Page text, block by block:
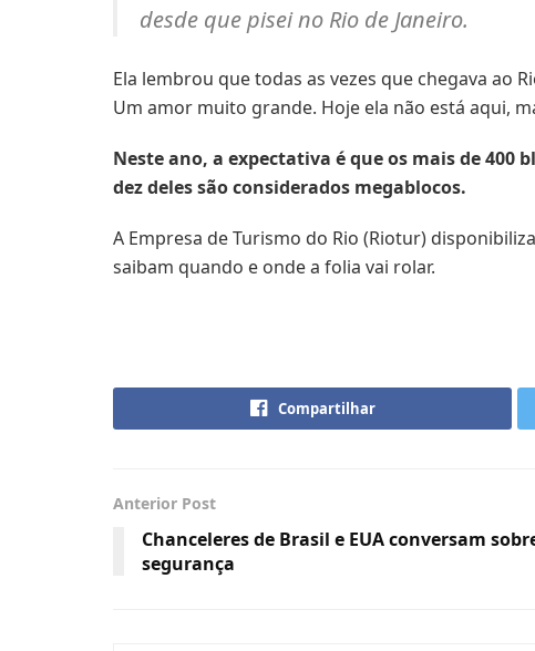
desde que pisei no Rio de Janeiro.
Ela lembrou que todas as vezes que chegava ao
Um amor muito grande. Hoje ela não está aqui,
Neste ano, a expectativa é que os mais de 400
dez deles são considerados megablocos.
A Empresa de Turismo do Rio (Riotur)
saibam quando e onde a folia vai rolar.
Compartilhar
Anterior Post
Chanceleres de Brasil e EUA conversam
segurança